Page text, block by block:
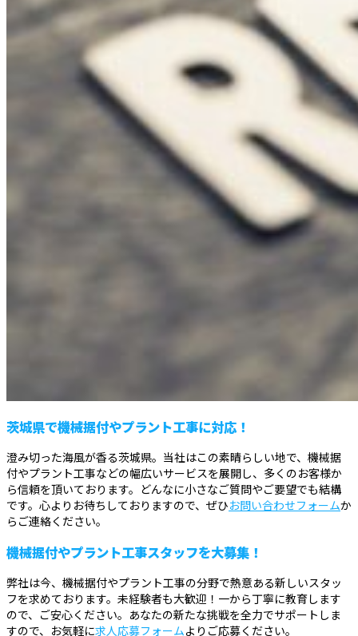
茨城県で機械据付やプラント工事に対応！
澄み切った海風が香る茨城県。当社はこの素晴らしい地で、機械据
付やプラント工事などの幅広いサービスを展開し、多くのお客様か
ら信頼を頂いております。どんなに小さなご質問やご要望でも結構
です。心よりお待ちしておりますので、ぜひお問い合わせフォームか
らご連絡ください。
機械据付やプラント工事スタッフを大募集！
弊社は今、機械据付やプラント工事の分野で熱意ある新しいスタッ
フを求めております。未経験者も大歓迎！一から丁寧に教育します
ので、ご安心ください。あなたの新たな挑戦を全力でサポートしま
すので、お気軽に求人応募フォームよりご応募ください。